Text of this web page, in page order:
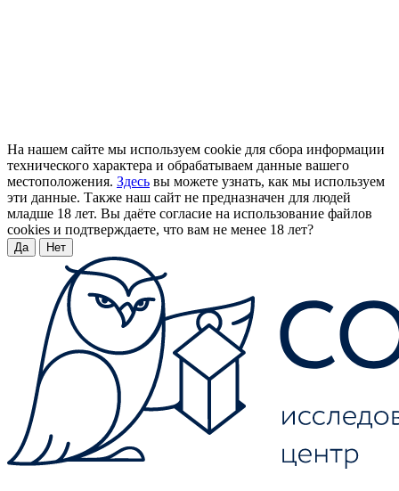
На нашем сайте мы используем cookie для сбора информации
технического характера и обрабатываем данные вашего
местоположения. Здесь вы можете узнать, как мы используем
эти данные. Также наш сайт не предназначен для людей
младше 18 лет. Вы даёте согласие на использование файлов
cookies и подтверждаете, что вам не менее 18 лет?
Да Нет